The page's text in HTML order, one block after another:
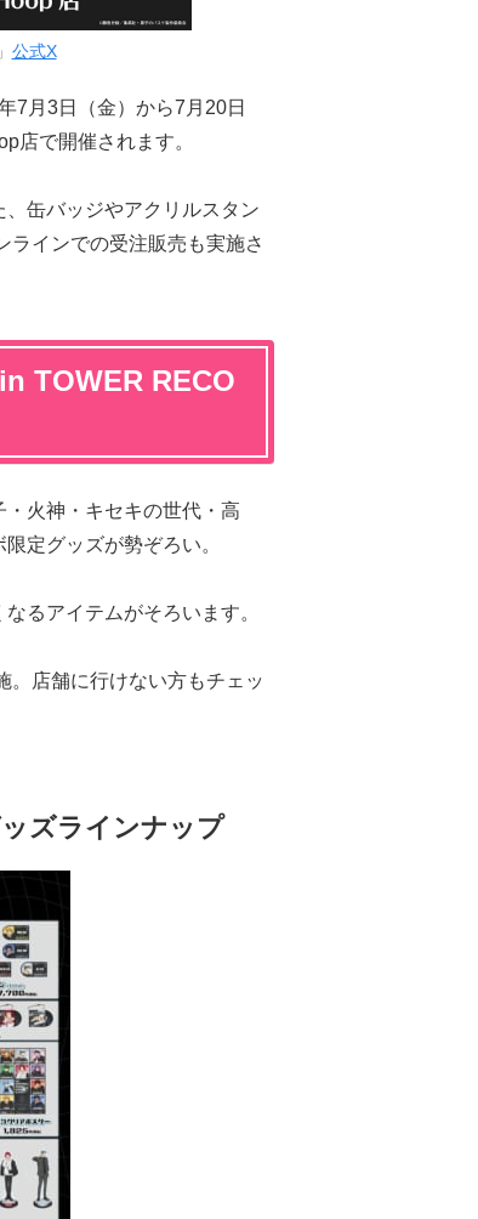
公式X
7月3日（金）から7月20日
店で開催されます。
缶バッジやアクリルスタン
ラインでの受注販売も実施さ
TOWER RECO
火神・キセキの世代・高
定グッズが勢ぞろい。
るアイテムがそろいます。
。店舗に行けない方もチェッ
ズラインナップ